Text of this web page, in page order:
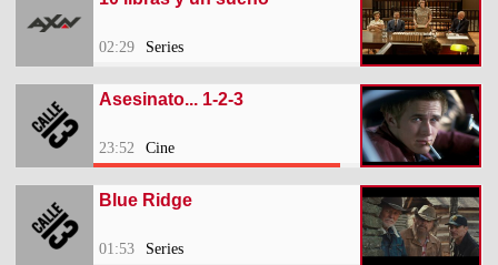
02:29 Series
Asesinato... 1-2-3
23:52 Cine
Blue Ridge
01:53 Series